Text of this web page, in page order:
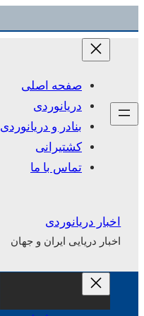
به
صفحه اصلی
دریانوردی
بنادر و دریانوردی
کشتیرانی
تماس با ما
اخبار دریانوردی
اخبار دریایی ایران و جهان